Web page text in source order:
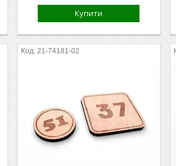
Купити
21-74181-02